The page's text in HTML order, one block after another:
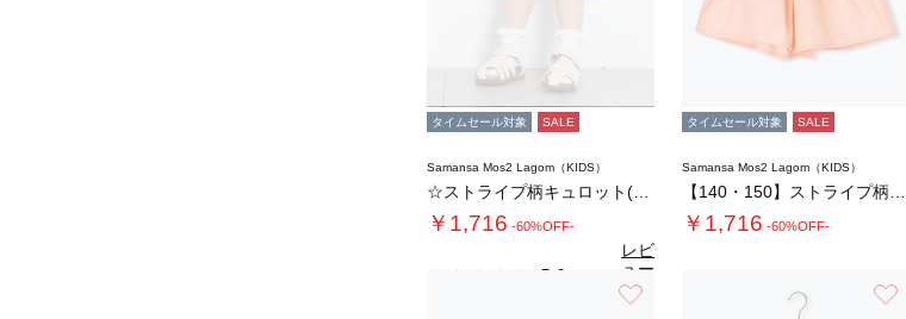
タイムセール対象 SALE
Samansa Mos2 Lagom（KIDS）
￥1,716 -60%OFF-
5.0
レビ
ュー
を見
る
タイムセール対象 SALE
Samansa Mos2 Lagom（KIDS）
￥1,716 -60%OFF-